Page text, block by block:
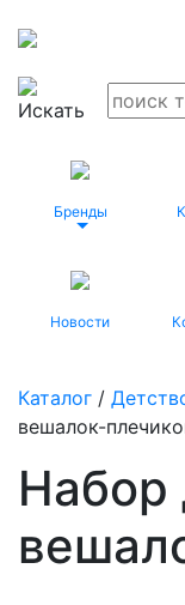
Бренды
Новости
Каталог /
вешалок-
Набор